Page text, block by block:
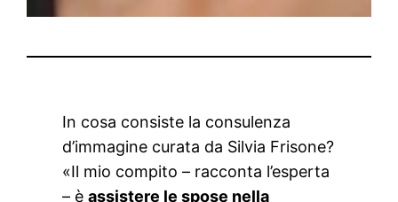
In cosa consiste la consulenza
d’immagine curata da Silvia Frisone?
«Il mio compito – racconta l’esperta
– èassistere le spose nella